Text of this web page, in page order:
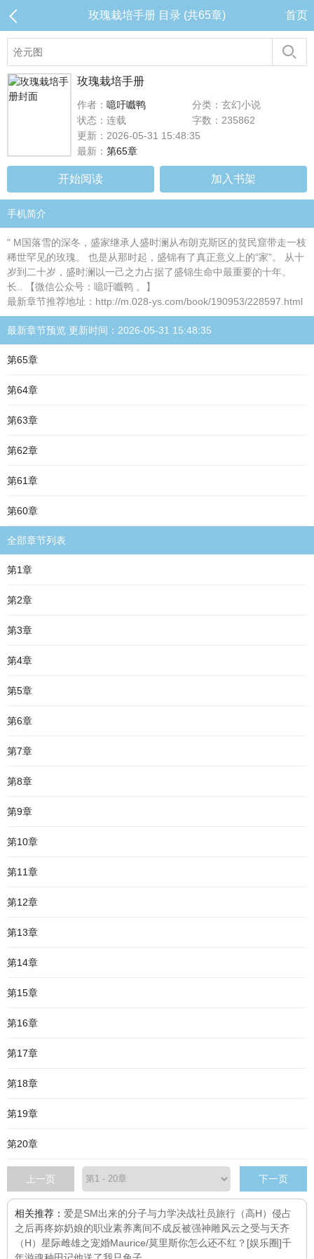
玫瑰栽培手册 目录 (共65章) 首页
玫瑰栽培手册
作者： 噫吁嚱鸭
分类：玄幻小说
状态：连载
字数：235862
更新：2026-05-31 15:48:35
最新： 第65章
开始阅读 加入书架
手机简介
" M国落雪的深冬，盛家继承人盛时澜从布朗克斯区的贫民窟带走一枝
稀世罕见的玫瑰。 也是从那时起，盛锦有了真正意义上的“家”。 从十
岁到二十岁，盛时澜以一己之力占据了盛锦生命中最重要的十年。
长.. 【微信公众号：噫吁嚱鸭 。】
最新章节推荐地址：http://m.028-ys.com/book/190953/228597.html
最新章节预览 更新时间：2026-05-31 15:48:35
第65章
第64章
第63章
第62章
第61章
第60章
全部章节列表
第1章
第2章
第3章
第4章
第5章
第6章
第7章
第8章
第9章
第10章
第11章
第12章
第13章
第14章
第15章
第16章
第17章
第18章
第19章
第20章
上一页 下一页
相关推荐： 爱是SM出来的分子与力学决战社员旅行（高H） 侵占
之后再疼妳奶娘的职业素养离间不成反被强神雕风云之受与天齐
（H） 星际雌雄之宠婚Maurice/莫里斯你怎么还不红？[娱乐圈]千